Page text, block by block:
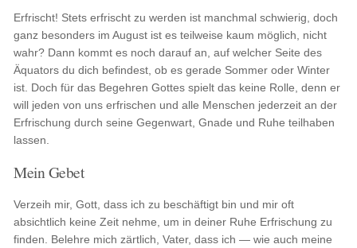
Erfrischt! Stets erfrischt zu werden ist manchmal schwierig, doch
ganz besonders im August ist es teilweise kaum möglich, nicht
wahr? Dann kommt es noch darauf an, auf welcher Seite des
Äquators du dich befindest, ob es gerade Sommer oder Winter
ist. Doch für das Begehren Gottes spielt das keine Rolle, denn er
will jeden von uns erfrischen und alle Menschen jederzeit an der
Erfrischung durch seine Gegenwart, Gnade und Ruhe teilhaben
lassen.
Mein Gebet
Verzeih mir, Gott, dass ich zu beschäftigt bin und mir oft
absichtlich keine Zeit nehme, um in deiner Ruhe Erfrischung zu
finden. Belehre mich zärtlich, Vater, dass ich — wie auch meine